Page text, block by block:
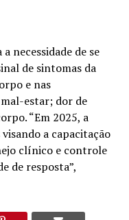
necessidade de se
de sintomas da
e nas
estar; dor de
“Em 2025, a
a capacitação
clínico e controle
de resposta”,